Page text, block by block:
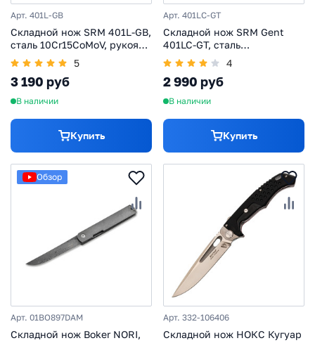
Арт. 401L-GB
Складной нож SRM 401L-GB,
сталь 10Cr15CoMoV, рукоять
G10
5
3 190 руб
В наличии
Купить
Арт. 401LC-GT
Складной нож SRM Gent
401LC-GT, сталь
10Cr15CoMov, рукоять Ivory
G10
4
2 990 руб
В наличии
Купить
Обзор
Арт. 01BO897DAM
Складной нож Boker NORI,
Арт. 332-106406
Складной нож НОКС Кугуар